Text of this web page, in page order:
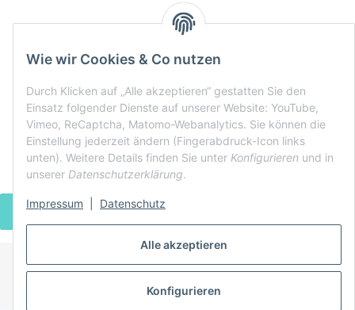
Alle akzeptieren
Konfigurieren
Wie wir Cookies & Co nutzen
Durch Klicken auf „Alle akzeptieren“ gestatten Sie den
Einsatz folgender Dienste auf unserer Website: YouTube,
Vimeo, ReCaptcha, Matomo-Webanalytics. Sie können die
Einstellung jederzeit ändern (Fingerabdruck-Icon links
unten). Weitere Details finden Sie unter Konfigurieren und in
unserer Datenschutzerklärung.
Impressum Datenschutz
Rechtlich
VERTRAG WIDERRUFEN
Powered byJTL-Shop